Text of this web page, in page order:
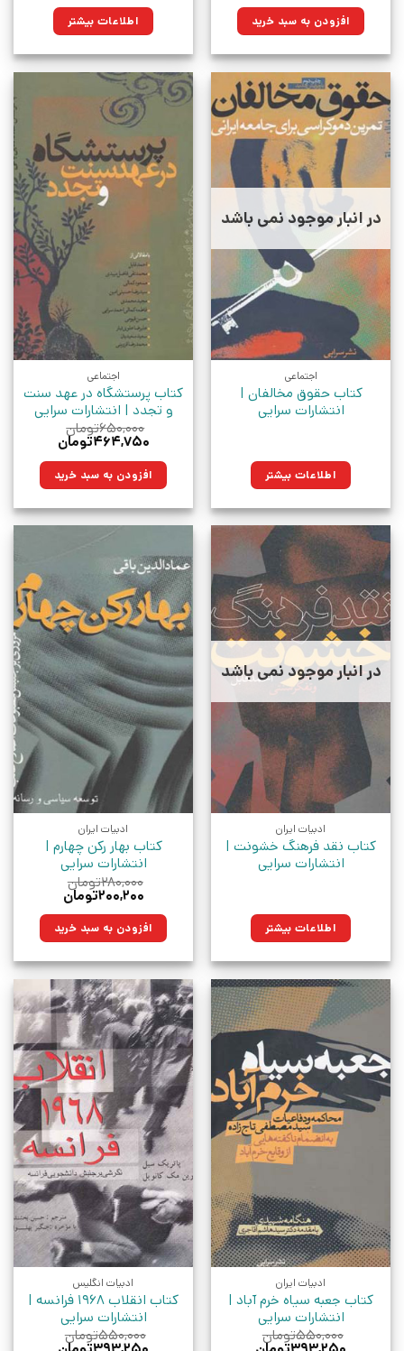
۱۲۵,۰۰۰تومان
بود.
۸۹,۳۷۵تومان.افزودن به سبد خرید اطلاعات بیشتر
در انبار موجود نمی باشد
اجتماعی
کتاب حقوق مخالفان |
انتشارات سرایی
اطلاعات بیشتر
اجتماعی
کتاب پرستشگاه در عهد سنت
و تجدد | انتشارات سرایی
۶۵۰,۰۰۰تومان
قیمت
۶۵۰,۰۰۰تومان
بود.
۴۶۴,۷۵۰تومان
۴۶۴,۷۵۰تومان.افزودن به سبد خرید
در انبار موجود نمی باشد
ادبیات ایران
کتاب نقد فرهنگ خشونت |
انتشارات سرایی
اطلاعات بیشتر
ادبیات ایران
کتاب بهار رکن چهارم |
انتشارات سرایی
۲۸۰,۰۰۰تومان
قیمت
۲۸۰,۰۰۰تومان
بود.
۲۰۰,۲۰۰تومان
۲۰۰,۲۰۰تومان.افزودن به سبد خرید
ادبیات ایران
کتاب جعبه سیاه خرم آباد |
انتشارات سرایی
۵۵۰,۰۰۰تومان
ادبیات انگلیس
کتاب انقلاب 1968 فرانسه |
انتشارات سرایی
۵۵۰,۰۰۰تومان